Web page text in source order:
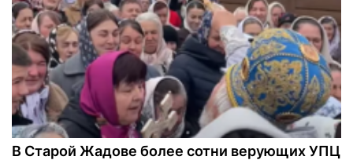
В Старой Жадове более сотни верующих УПЦ